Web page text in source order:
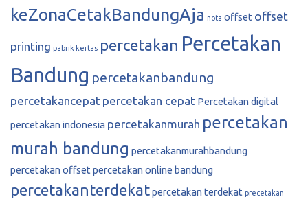
keZonaCetakBandungAja nota offset offset
printing pabrik kertas percetakan Percetakan
Bandung percetakanbandung
percetakancepat percetakan cepat Percetakan digital
percetakan indonesia percetakanmurah percetakan
murah bandung percetakanmurahbandung
percetakan offset percetakan online bandung
percetakanterdekatpercetakan terdekat precetakan